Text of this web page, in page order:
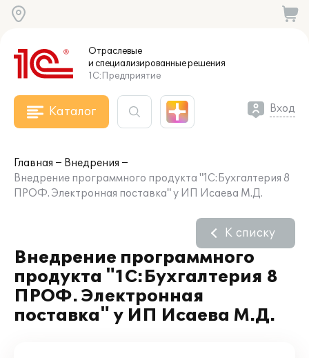
Отраслевые
и специализированныерешения
1С:Предприятие
Каталог Вход
Главная
Внедрения
Внедрение программного продукта "1С:Бухгалтерия 8
ПРОФ. Электронная поставка" у ИП Исаева М.Д.
Внедрение программного
продукта "1С:Бухгалтерия 8
ПРОФ. Электронная
поставка" у ИП Исаева М.Д.
К списку